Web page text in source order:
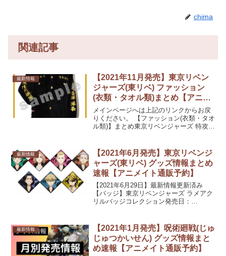
chima
関連記事
最新情報
【2021年11月発売】東京リベン
ジャーズ(東リベ) ファッション
(衣類・タオル類)まとめ【アニメ
イト通販予約】
メインページへは上記のリンクからお戻
りください。 【ファッション(衣類・タオ
ル類)】まとめ東京リベンジャーズ 特攻服
ベンジャーズ 特攻服ルームウェ...
最新情報
【2021年6月発売】東京リベンジ
ャーズ(東リベ) グッズ情報まとめ
速報【アニメイト通販予約】
【2021年6月29日】最新情報更新済み
【バッジ】東京リベンジャーズ ラメアク
リルバッジコレクション発売日：
発売日：2021/06/中 発売予定...
最新情報
【2021年1月発売】呪術廻戦(じゅ
じゅつかいせん) グッズ情報まと
め速報【アニメイト通販予約】